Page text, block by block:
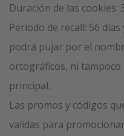
Duración de las cookies:
Periodo de recall: 56
podrá pujar por el
ortográficos, ni tampoco
principal.
Las promos y códigos
validas para